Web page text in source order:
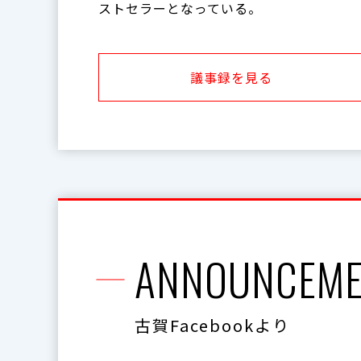
ストセラーとなっている。
議事録を見る
古賀Facebookより